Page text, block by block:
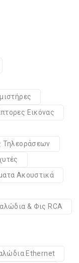
Εικόνας
Τηλεοράσεων
Ακουστικά
& Φις RCA
Ethernet